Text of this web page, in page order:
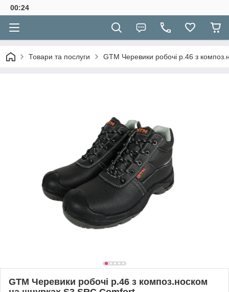
00:24
Товари та послуги GTM Черевики робочі р.46 з
GTM Черевики робочі р.46 з композ.носком